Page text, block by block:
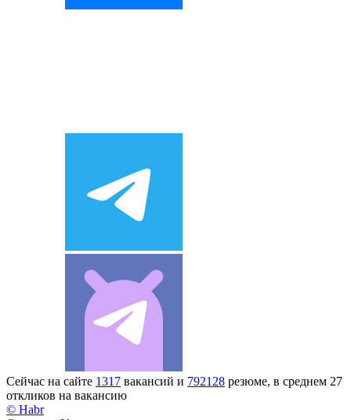
Сейчас на сайте 1317 вакансий и 792128 резюме, в среднем 27
откликов на вакансию
© Habr